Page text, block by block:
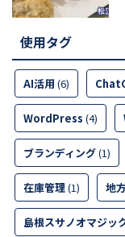
使用タグ
AI活用 (6)
WordPress (4)
ブランディング(1)
在庫管理(1) 地
島根スサノオマジッ